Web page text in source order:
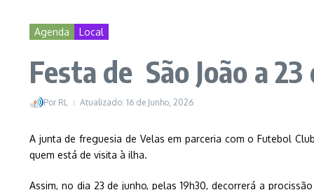
Agenda Local
Festa de São João a
Por RL Atualizado: 16 de Junho, 2026
A junta de freguesia de Velas em parceria com o Futebol
quem está de visita à ilha.
Assim, no dia 23 de junho, pelas 19h30, decorrerá a